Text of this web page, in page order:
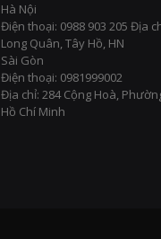
Hà Nội
Điện thoại: 0988 903 205 Địa
Long Quân, Tây Hồ, HN
Sài Gòn
Điện thoại: 0981999002
Địa chỉ: 284 Cộng Hoà,
Hồ Chí Minh